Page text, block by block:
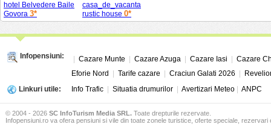
hotel Belvedere Baile
Govora 3*
casa_de_vacanta
rustic house 0*
Infopensiuni: Cazare Munte Cazare Azuga Cazare Iasi
Cazare
Eforie Nord
Tarife cazare Craciun Galati 2026
Linkuri utile:
Info Trafic Situatia drumurilor Avertizari Meteo ANPC
© 2004 - 2026 SC InfoTurism Media SRL. Toate drepturile rezervate.
Infopensiuni.ro va ofera pensiuni si vile din toate zonele turistice, oferte speciale, rezervari